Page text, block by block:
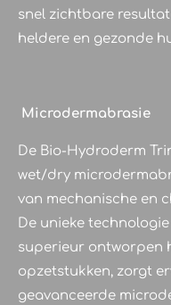
snel zichtbare
heldere en gezonde
Microdermabrasie
De Bio-Hydroderm
wet/dry
van mechanische en
De unieke
superieur ontworpen
opzetstukken, zorgt
geavanceerde